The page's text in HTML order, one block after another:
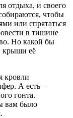
отдыха, и своего
чтобы
или спрятаться
в тишине
Но какой бы
крыши её
кровли
А есть –
гонта.
вам было